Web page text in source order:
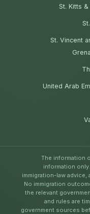
St. Kitts
St. Vincent
United Arab
The information
information
immigration-law
No immigration
the relevant
and rules are
government sources